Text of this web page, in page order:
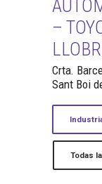
–
Crta.
Sant Boi
Todas